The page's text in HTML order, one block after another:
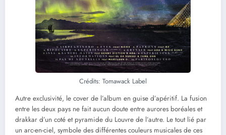
Crédits: Tomawack Label
Autre exclusivité, le cover de l’album en guise d’apéritif. La fusion
entre les deux pays ne fait aucun doute entre aurores boréales et
drakkar d’un coté et pyramide du Louvre de l’autre. Le tout lié par
un arc-en-ciel, symbole des différentes couleurs musicales de ces